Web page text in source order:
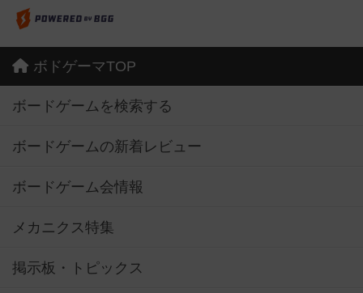
ボドゲーマTOP
ボードゲームを検索する
ボードゲームの新着レビュー
ボードゲーム会情報
メカニクス特集
掲示板・トピックス